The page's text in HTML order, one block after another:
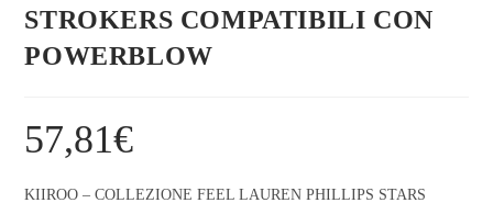
STROKERS COMPATIBILI CON
POWERBLOW
57,81€
KIIROO – COLLEZIONE FEEL LAUREN PHILLIPS STARS